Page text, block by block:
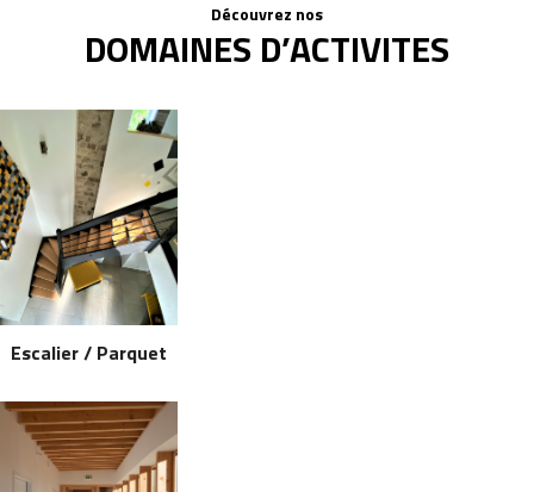
Découvrez nos
DOMAINES D’ACTIVITES
Escalier / Parquet